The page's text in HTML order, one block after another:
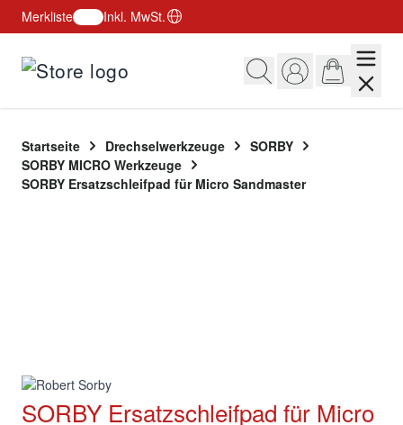
Merkliste
Inkl. MwSt.
Startseite Drechselwerkzeuge
SORBY
SORBY MICRO Werkzeuge
SORBY Ersatzschleifpad für Micro Sandmaster
SORBY Ersatzschleifpad für